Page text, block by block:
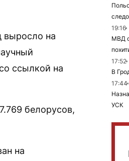
выросло на
ссылкой на
белорусов,
на
19:16
МВД
17:52
В
17:44
УСК